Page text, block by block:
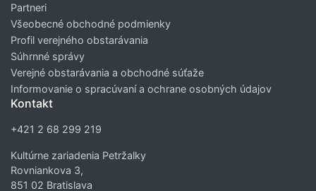
Partneri
Všeobecné obchodné podmienky
Profil verejného obstarávania
Súhrnné správy
Verejné obstarávania a obchodné súťaže
Informovanie o spracúvaní a ochrane osobných údajov
Kontakt
+421 2 68 299 219
Kultúrne zariadenia Petržalky
Rovniankova 3,
851 02 Bratislava